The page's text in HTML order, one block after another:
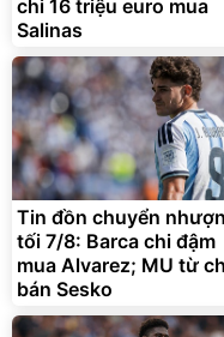
chi 16 triệu euro mua
Salinas
Tin đồn chuyển
tối 7/8: Barca chi đậm
mua Alvarez; MU từ
bán Sesko